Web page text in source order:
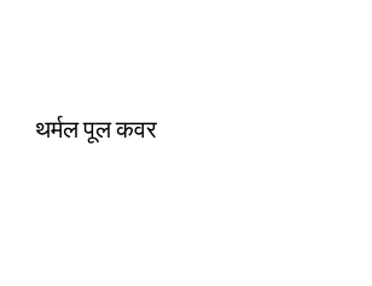
थर्मल पूल कवर